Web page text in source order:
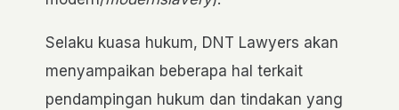
Selaku kuasa hukum, DNT Lawyers akan
menyampaikan beberapa hal terkait
pendampingan hukum dan tindakan yang